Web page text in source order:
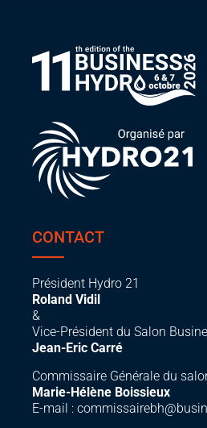
CONTACT
Président Hydro 21
Roland Vidil
&
Vice-Président du Salon
Jean-Eric Carré
Commissaire Générale du
Marie-Hélène Boissieux
E-mail :